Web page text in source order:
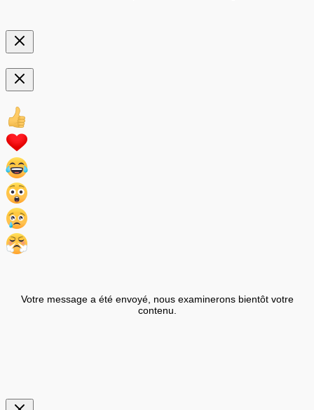
Votre message a été envoyé, nous examinerons bientôt votre
contenu.